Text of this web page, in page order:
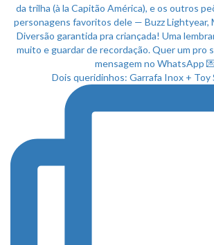
Dois queridinhos: Garrafa Inox + Toy